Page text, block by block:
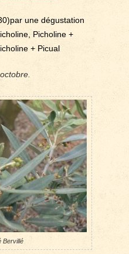
une dégustation
Picholine +
+ Picual
Bervillé